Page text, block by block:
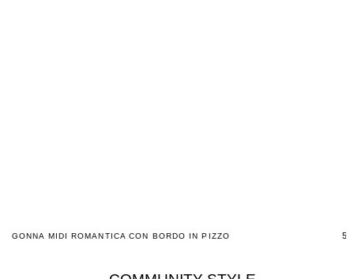
GONNA MIDI ROMANTICA CON BORDO IN PIZZO